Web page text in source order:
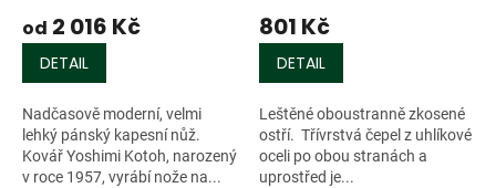
od 2 016 Kč
DETAIL
Nadčasově moderní, velmi
lehký pánský kapesní nůž.
Kovář Yoshimi Kotoh, narozený
v roce 1957, vyrábí nože na...
801 Kč
DETAIL
Leštěné oboustranně zkosené
ostří. Třívrstvá čepel z uhlíkové
oceli po obou stranách a
uprostřed je...